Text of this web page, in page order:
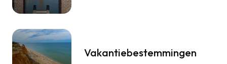
Vakantiebestemmingen